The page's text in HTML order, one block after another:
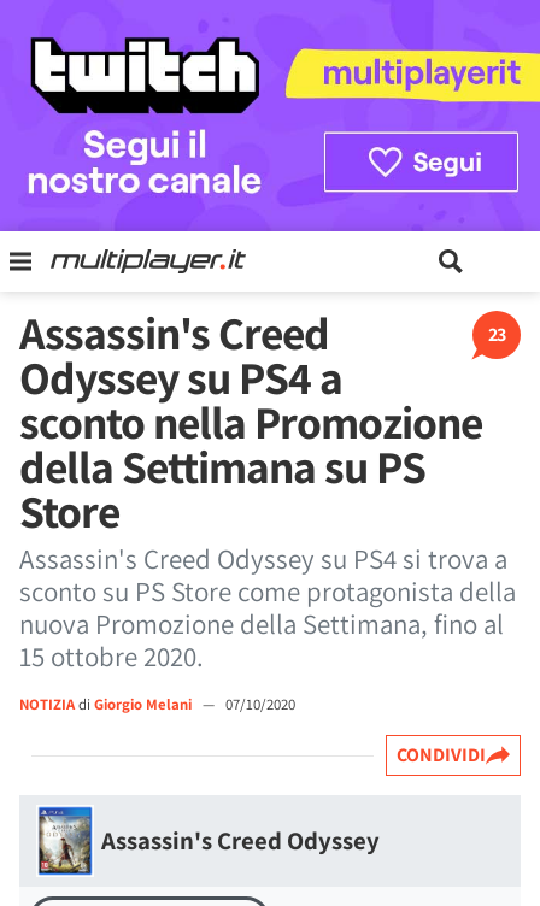
23
Assassin's Creed
Odyssey su PS4 a
sconto nella Promozione
della Settimana su PS
Store
Assassin's Creed Odyssey su PS4 si trova a
sconto su PS Store come protagonista della
nuova Promozione della Settimana, fino al
15 ottobre 2020.
NOTIZIAdi Giorgio Melani — 07/10/2020
CONDIVIDI
Assassin's Creed Odyssey